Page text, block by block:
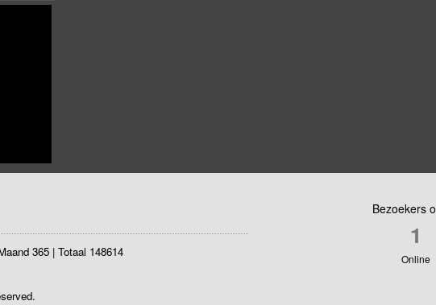
365 | Totaal 148614
Bezoekers
1
Online